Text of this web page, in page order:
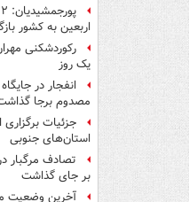
اربعین به کشور
یک روز
مصدوم برجا
جزئیات
استان‌های جنوبی
بر جای گذاشت
آخرین وضعیت